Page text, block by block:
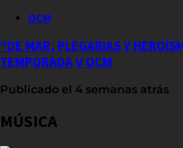
OCM
“DE MAR, PLEGARIAS Y
TEMPORADA V OCM
Publicado el 4 semanas atrás
MÚSICA